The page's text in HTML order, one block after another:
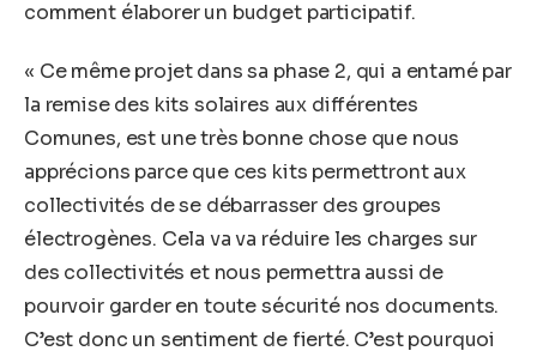
comment élaborer un budget participatif.
« Ce même projet dans sa phase 2, qui a entamé par
la remise des kits solaires aux différentes
Comunes, est une très bonne chose que nous
apprécions parce que ces kits permettront aux
collectivités de se débarrasser des groupes
électrogènes. Cela va va réduire les charges sur
des collectivités et nous permettra aussi de
pourvoir garder en toute sécurité nos documents.
C’est donc un sentiment de fierté. C’est pourquoi